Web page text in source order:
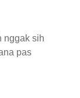
nggak sih
pas